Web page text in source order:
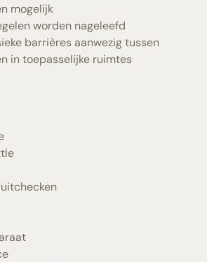
mogelijk
worden nageleefd
barrières aanwezig tussen
in toepasselijke ruimtes